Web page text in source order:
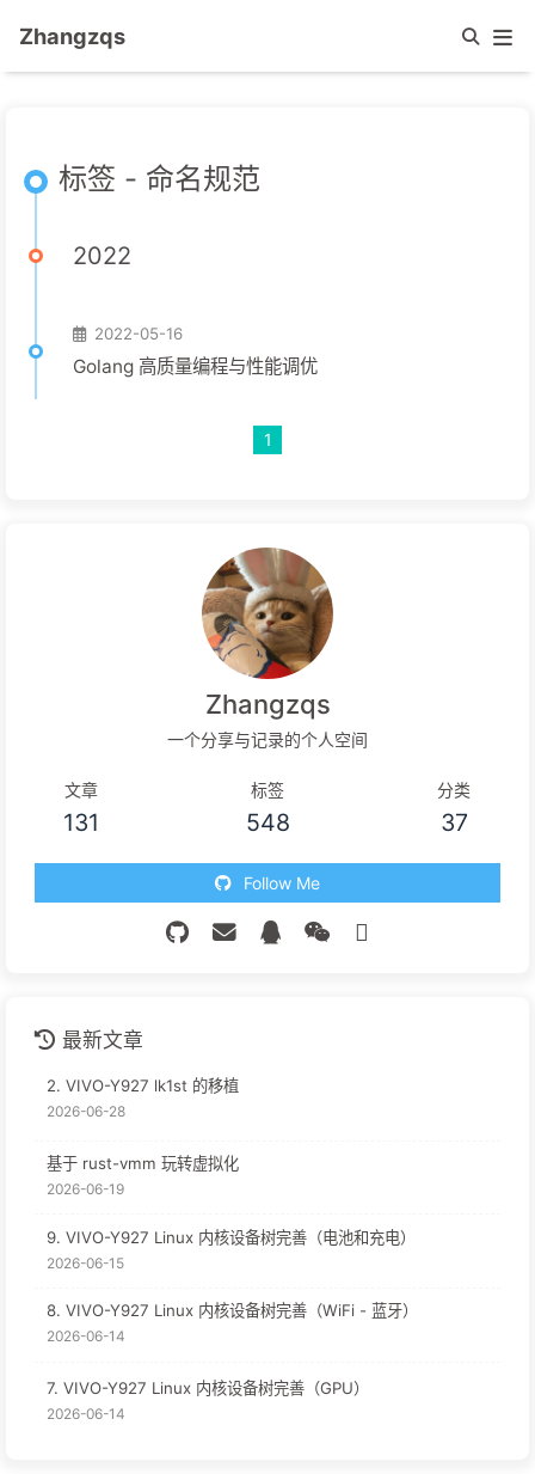
Zhangzqs
标签 - 命名规范
2022
2022-05-16
Golang 高质量编程与性能调优
1
Zhangzqs
一个分享与记录的个人空间
文章
131
标签
548
分类
37
Follow Me
最新文章
2. VIVO-Y927 lk1st 的移植
2026-06-28
基于 rust-vmm 玩转虚拟化
2026-06-19
9. VIVO-Y927 Linux 内核设备树完善（电池和充电）
2026-06-15
8. VIVO-Y927 Linux 内核设备树完善（WiFi - 蓝牙）
2026-06-14
7. VIVO-Y927 Linux 内核设备树完善（GPU）
2026-06-14